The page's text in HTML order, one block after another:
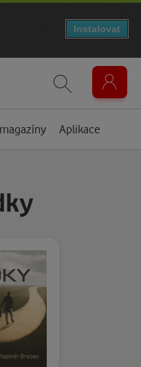
Aplikace
Instalovat